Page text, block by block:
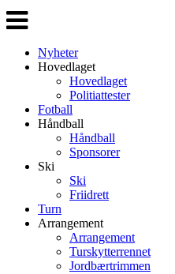
Veksle
navigasjon
Nyheter
Hovedlaget
Hovedlaget
Politiattester
Fotball
Håndball
Håndball
Sponsorer
Ski
Ski
Friidrett
Turn
Arrangement
Arrangement
Turskytterrennet
Jordbærtrimmen